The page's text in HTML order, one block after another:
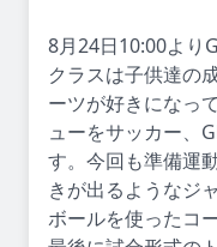
8月24日10:00より
クラスは子供達の
ーツが好きになっ
ューをサッカー、
す。今回も準備運
きが出るようなジ
ボールを使ったコ